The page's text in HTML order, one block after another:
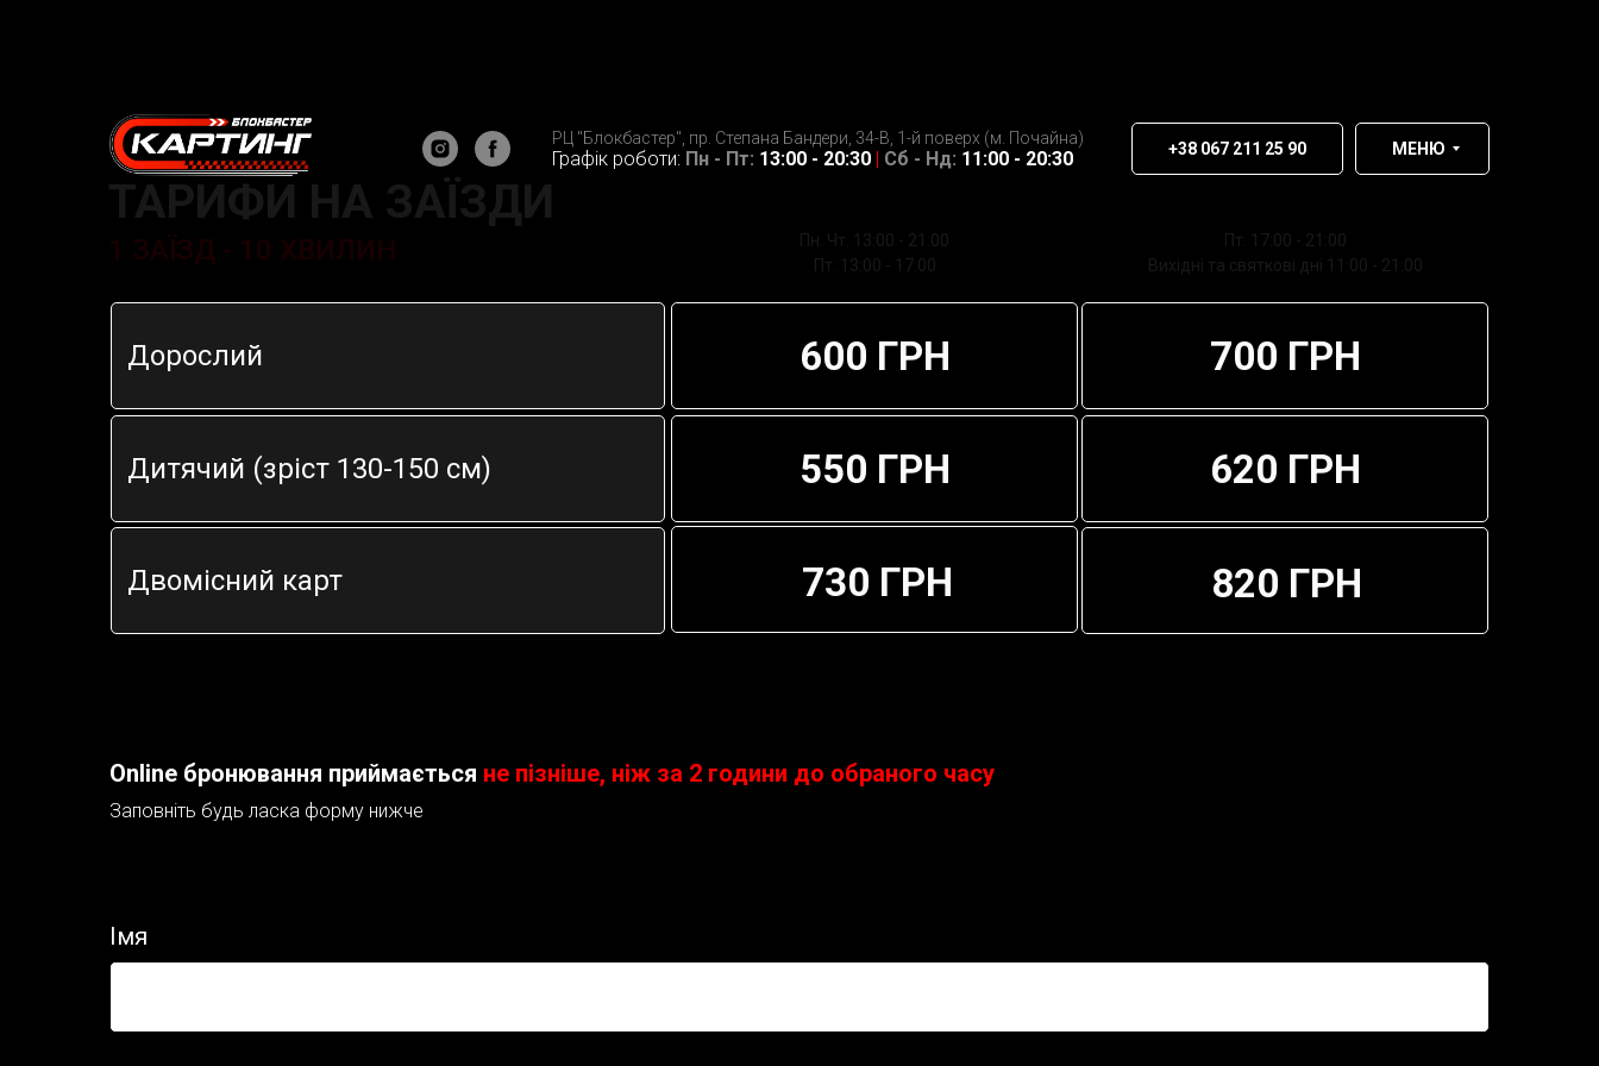
РЦ "Блокбастер", пр. Степана Бандери, 34-В, 1-й поверх (м. Почайна)
Графік роботи: Пн - Пт: 13:00 - 20:30 | Сб - Нд: 11:00 - 20:30 +38 067 211 25 90 МЕНЮ
Дорослий
Дитячий (зріст 130-150 см)
Двомісний карт
600 ГРН
550 ГРН
730 ГРН
700 ГРН
620 ГРН
820 ГРН
Пн. Чт. 13:00 - 21:00
Пт. 13:00 - 17:00
Пт. 17:00 - 21:00
Вихідні та святкові дні 11:00 - 21:00
ТАРИФИ НА ЗАЇЗДИ
1 ЗАЇЗД - 10 ХВИЛИН
Online бронювання приймається не пізніше, ніж за 2 години до обраного часу
Заповніть будь ласка форму нижче
Імя